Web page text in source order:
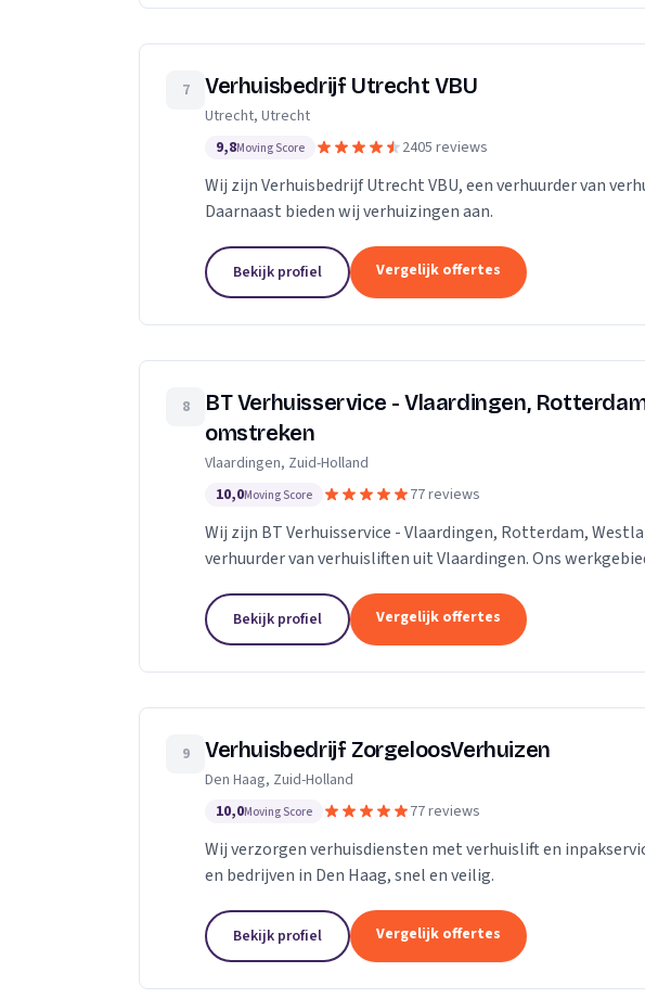
7 Verhuisbedrijf Utrecht VBU
Utrecht, Utrecht
9,8Moving Score 2405 reviews
Wij zijn Verhuisbedrijf Utrecht VBU, een verhuurder van
Daarnaast bieden wij verhuizingen aan.
Bekijk profiel Vergelijk offertes
8
BT Verhuisservice - Vlaardingen,
omstreken
Vlaardingen, Zuid-Holland
10,0Moving Score 77 reviews
Wij zijn BT Verhuisservice - Vlaardingen, Rotterdam,
verhuurder van verhuisliften uit Vlaardingen. Ons
Bekijk profiel Vergelijk offertes
9 Verhuisbedrijf ZorgeloosVerhuizen
Den Haag, Zuid-Holland
10,0Moving Score 77 reviews
Wij verzorgen verhuisdiensten met verhuislift en
en bedrijven in Den Haag, snel en veilig.
Bekijk profiel Vergelijk offertes